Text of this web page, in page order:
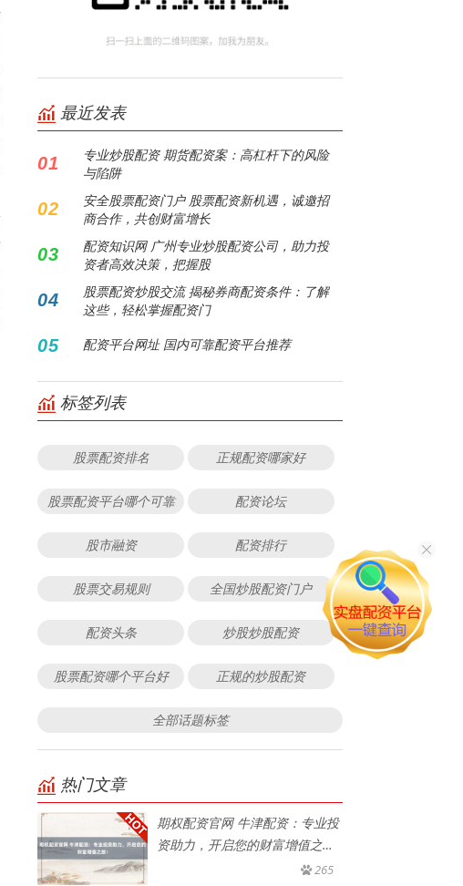
最近发表
01
专业炒股配资 期货配资案：高杠杆下的风险
与陷阱
02
安全股票配资门户 股票配资新机遇，诚邀招
商合作，共创财富增长
03
配资知识网 广州专业炒股配资公司，助力投
资者高效决策，把握股
04
股票配资炒股交流 揭秘券商配资条件：了解
这些，轻松掌握配资门
05 配资平台网址 国内可靠配资平台推荐
标签列表
股票配资排名 正规配资哪家好
股票配资平台哪个可靠 配资论坛
股市融资 配资排行
股票交易规则 全国炒股配资门户
配资头条 炒股炒股配资
股票配资哪个平台好 正规的炒股配资
全部话题标签
热门文章
期权配资官网 牛津配资：专业投
资助力，开启您的财富增值之
265